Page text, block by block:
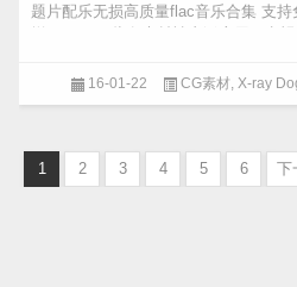
题片配乐无损高质量flac音乐合集 支持
增XRCD78 此套素材被广泛应用于电视
16-01-22 CG素材 X-ray
1 2 3 4 5 6 下